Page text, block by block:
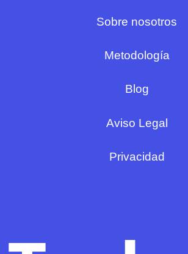
Sobre nosotros
Metodología
Blog
Aviso Legal
Privacidad